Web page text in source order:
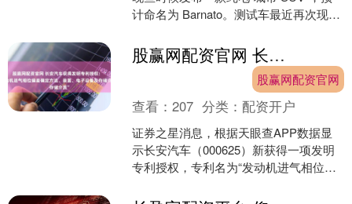
计命名为 Barnato。测试车最近再次现身
股赢网配资官网 长安汽车获得发明专利授权：“发动机进气相位偏差确定方法、装置、电子设备及存储介质”
股赢网配资官网
查看：207 分类：配资开户
证券之星消息，根据天眼查APP数据显
示长安汽车（000625）新获得一项发明
专利授权，专利名为“发动机进气相位偏